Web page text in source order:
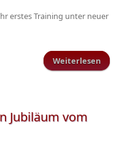
erstes Training unter neuer
Weiterlesen
Jubiläum vom